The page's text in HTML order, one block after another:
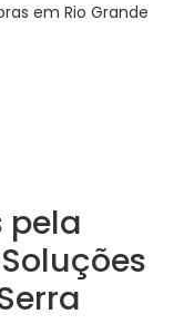
em Rio Grande
pela